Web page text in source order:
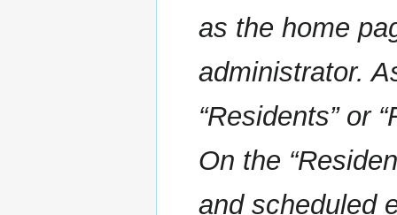
as the home
administrator.
“Residents” or
On the
and scheduled